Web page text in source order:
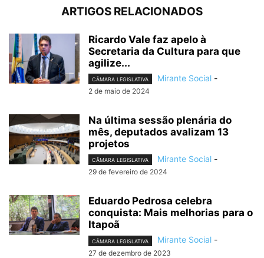
ARTIGOS RELACIONADOS
Ricardo Vale faz apelo à
Secretaria da Cultura para que
agilize...
CÂMARA LEGISLATIVA Mirante Social -
2 de maio de 2024
Na última sessão plenária do
mês, deputados avalizam 13
projetos
CÂMARA LEGISLATIVA Mirante Social -
29 de fevereiro de 2024
Eduardo Pedrosa celebra
conquista: Mais melhorias para o
Itapoã
CÂMARA LEGISLATIVA Mirante Social -
27 de dezembro de 2023